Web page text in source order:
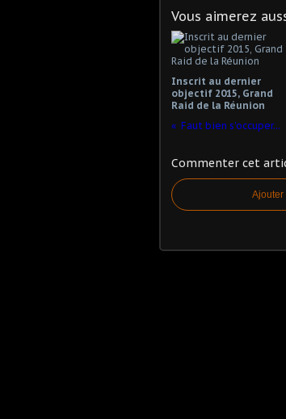
Vous aimerez
Inscrit au dernier
objectif 2015, Grand
Raid de la Réunion
Faut bien s'occuper...
Commenter cet
Ajouter